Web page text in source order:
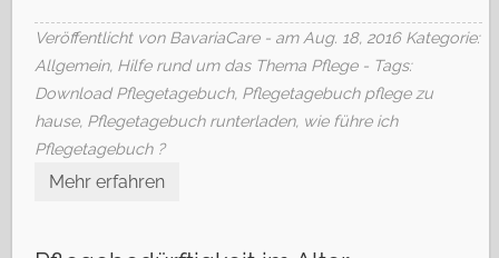
Veröffentlicht von BavariaCare - am Aug. 18, 2016 Kategorie:
Allgemein, Hilfe rund um das Thema Pflege- Tags:
Download Pflegetagebuch, Pflegetagebuch pflege zu
hause, Pflegetagebuch runterladen, wie führe ich
Pflegetagebuch ?
Mehr erfahren